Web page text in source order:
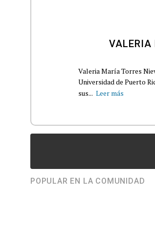
VALERIA
Valeria María Torres
Universidad de Puerto
sus... Leer más
POPULAR EN LA COMUNIDAD